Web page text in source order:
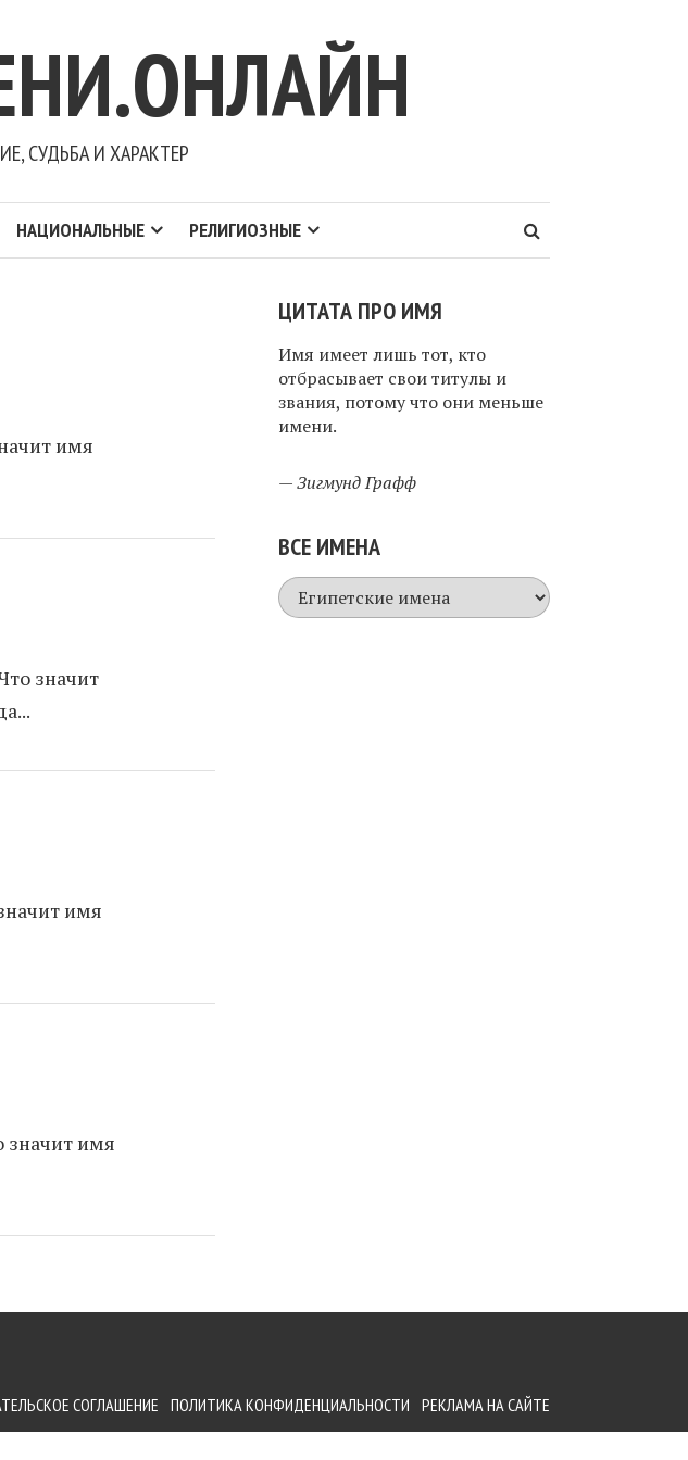
СУДЬБА И ХАРАКТЕР
НАЦИОНАЛЬНЫЕ РЕЛИГИОЗНЫЕ
имя
значит
имя
значит имя
ЦИТАТА ПРО ИМЯ
Имя имеет лишь тот, кто
отбрасывает свои титулы и
звания, потому что они меньше
имени.
—Зигмунд Графф
ВСЕ ИМЕНА
Все
имена
СОГЛАШЕНИЕ ПОЛИТИКА КОНФИДЕНЦИАЛЬНОСТИ РЕКЛАМА НА САЙТЕ